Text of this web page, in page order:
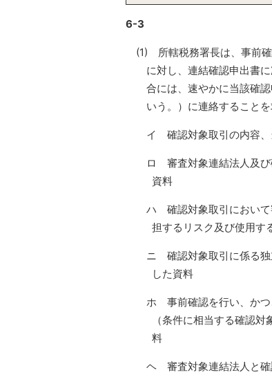
6-3
(1) 所轄税務署長は、事前確
に対し、連結確認申出書
合には、速やかに当該確
いう。）に連絡することを
イ 確認対象取引の内容、
ロ 審査対象連結法人及び
資料
ハ 確認対象取引において
担するリスク及び使用す
ニ 確認対象取引に係る独
した資料
ホ 事前確認を行い、かつ
（条件に相当する確認
料
ヘ 審査対象連結法人と確